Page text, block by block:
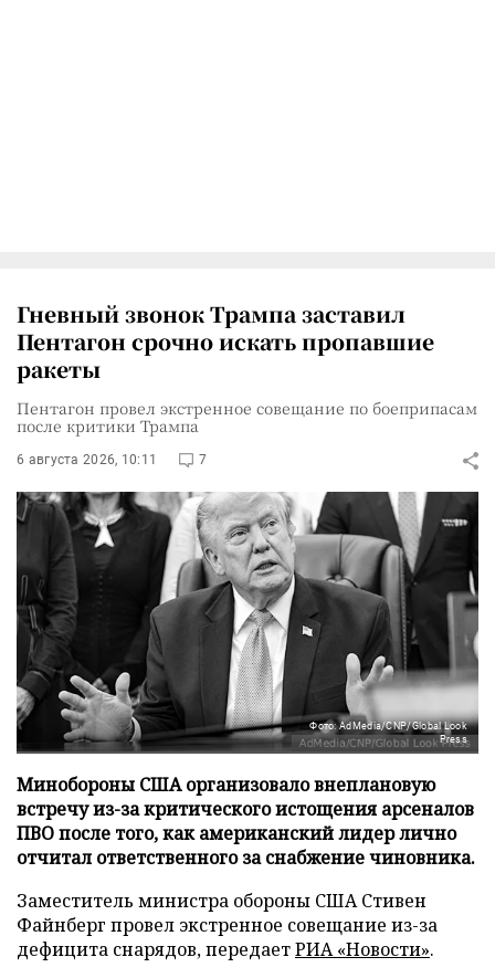
Гневный звонок Трампа заставил
Пентагон срочно искать пропавшие
ракеты
Пентагон провел экстренное совещание по боеприпасам
после критики Трампа
6 августа 2026, 10:11 7
Фото: AdMedia/CNP/Global Look
Press
Минобороны США организовало внеплановую
встречу из-за критического истощения арсеналов
ПВО после того, как американский лидер лично
отчитал ответственного за снабжение чиновника.
Заместитель министра обороны США Стивен
Файнберг провел экстренное совещание из-за
дефицита снарядов, передаетРИА «Новости».